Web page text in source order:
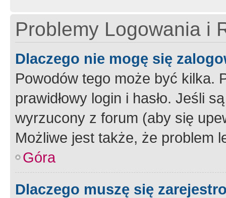
Problemy Logowania i
Dlaczego nie mogę się
Powodów tego może być kilka.
prawidłowy login i hasło. Jeśli
wyrzucony z forum (aby się
Możliwe jest także, że problem
Góra
Dlaczego muszę się